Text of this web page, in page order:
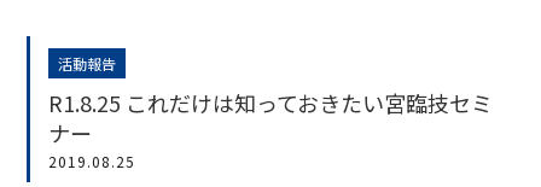
活動報告
R1.8.25 これだけは知っておきたい宮臨技セミ
ナー
2019.08.25